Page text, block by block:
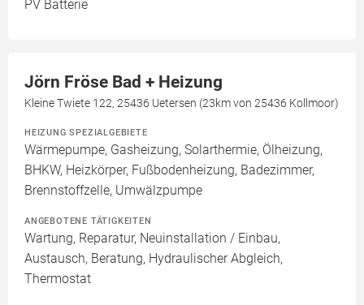
PV Batterie
Jörn Fröse Bad + Heizung
Kleine Twiete 122, 25436 Uetersen (23km von 25436 Kollmoor)
HEIZUNG SPEZIALGEBIETE
Wärmepumpe, Gasheizung, Solarthermie, Ölheizung,
BHKW, Heizkörper, Fußbodenheizung, Badezimmer,
Brennstoffzelle, Umwälzpumpe
ANGEBOTENE TÄTIGKEITEN
Wartung, Reparatur, Neuinstallation / Einbau,
Austausch, Beratung, Hydraulischer Abgleich,
Thermostat